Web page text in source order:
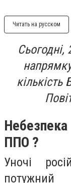
Читать на русском
Сьогодні,
ППО ?
Уночі